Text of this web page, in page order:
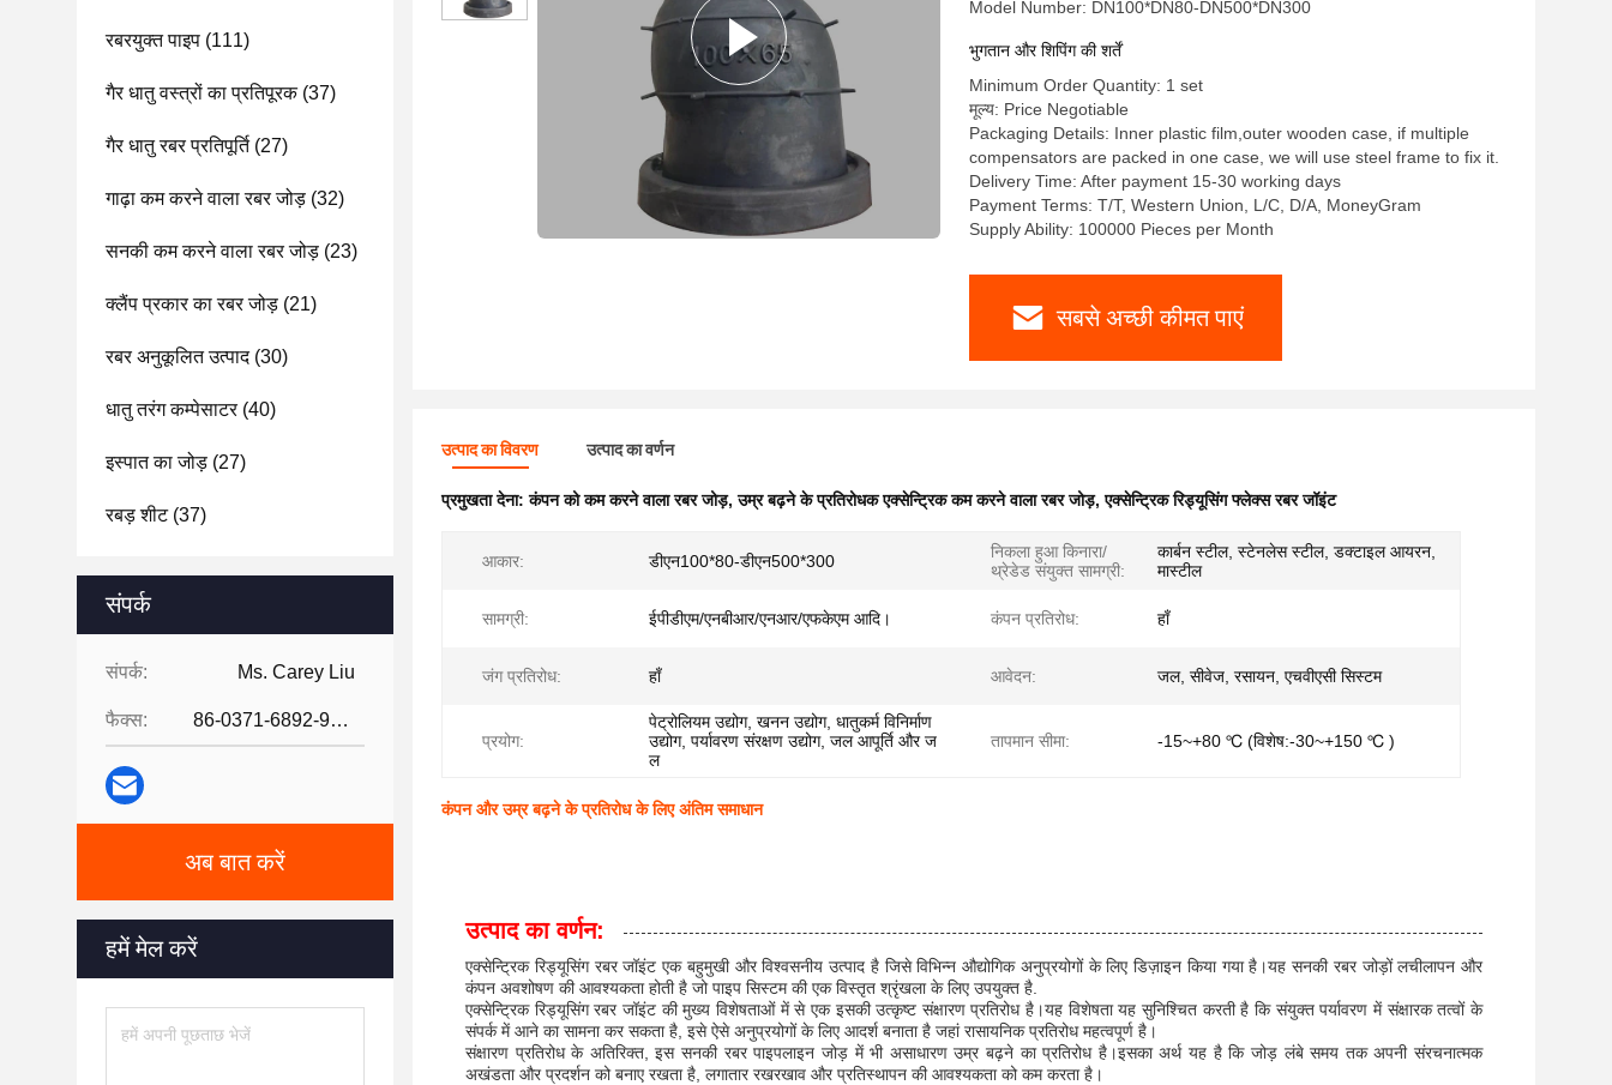
रबरयुक्त पाइप (111)
गैर धातु वस्त्रों का प्रतिपूरक(37)
गैर धातु रबर प्रतिपूर्ति(27)
गाढ़ा कम करने वाला रबर जोड़ (32)
सनकी कम करने वाला रबर जोड़ (23)
क्लैंप प्रकार का रबर जोड़ (21)
रबर अनुकूलित उत्पाद(30)
धातु तरंग कम्पेसाटर(40)
इस्पात का जोड़ (27)
रबड़ शीट(37)
संपर्क
संपर्क: Ms. Carey Liu
फैक्स: 86-0371-6892-9024
अब बात करें
हमें मेल करें
Model Number: DN100*DN80-DN500*DN300
भुगतान और शिपिंग की शर्तें
Minimum Order Quantity: 1 set
मूल्य: Price Negotiable
Packaging Details: Inner plastic film,outer wooden case, if multiple
compensators are packed in one case, we will use steel frame to fix it.
Delivery Time: After payment 15-30 working days
Payment Terms: T/T, Western Union, L/C, D/A, MoneyGram
Supply Ability: 100000 Pieces per Month
सबसे अच्छी कीमत पाएं
उत्पाद का विवरण उत्पाद का वर्णन
प्रमुखता देना:कंपन को कम करने वाला रबर जोड़,उम्र बढ़ने के प्रतिरोधक एक्सेन्ट्रिक कम करने वाला रबर जोड़,एक्सेन्ट्रिक रिड्यूसिंग फ्लेक्स रबर जॉइंट
आकार: डीएन100*80-डीएन500*300
निकला हुआ किनारा/
थ्रेडेड संयुक्त सामग्री:
कार्बन स्टील, स्टेनलेस स्टील, डक्टाइल आयरन,
मास्टील
सामग्री: ईपीडीएम/एनबीआर/एनआर/एफकेएम आदि। कंपन प्रतिरोध: हाँ
जंग प्रतिरोध: हाँ आवेदन: जल, सीवेज, रसायन, एचवीएसी सिस्टम
प्रयोग:
पेट्रोलियम उद्योग, खनन उद्योग, धातुकर्म विनिर्माण
उद्योग, पर्यावरण संरक्षण उद्योग, जल आपूर्ति और ज
ल
तापमान सीमा: -15~+80 ℃ (विशेष:-30~+150 ℃ )
कंपन और उम्र बढ़ने के प्रतिरोध के लिए अंतिम समाधान
उत्पाद का वर्णन:
एक्सेन्ट्रिक रिड्यूसिंग रबर जॉइंट एक बहुमुखी और विश्वसनीय उत्पाद है जिसे विभिन्न औद्योगिक अनुप्रयोगों के लिए डिज़ाइन किया गया है।यह सनकी रबर जोड़ों लचीलापन और
कंपन अवशोषण की आवश्यकता होती है जो पाइप सिस्टम की एक विस्तृत श्रृंखला के लिए उपयुक्त है.
एक्सेन्ट्रिक रिड्यूसिंग रबर जॉइंट की मुख्य विशेषताओं में से एक इसकी उत्कृष्ट संक्षारण प्रतिरोध है।यह विशेषता यह सुनिश्चित करती है कि संयुक्त पर्यावरण में संक्षारक तत्वों के
संपर्क में आने का सामना कर सकता है, इसे ऐसे अनुप्रयोगों के लिए आदर्श बनाता है जहां रासायनिक प्रतिरोध महत्वपूर्ण है।
संक्षारण प्रतिरोध के अतिरिक्त, इस सनकी रबर पाइपलाइन जोड़ में भी असाधारण उम्र बढ़ने का प्रतिरोध है।इसका अर्थ यह है कि जोड़ लंबे समय तक अपनी संरचनात्मक
अखंडता और प्रदर्शन को बनाए रखता है, लगातार रखरखाव और प्रतिस्थापन की आवश्यकता को कम करता है।